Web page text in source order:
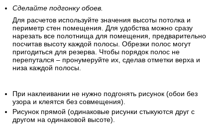
Сделайте подгонку обоев.
Для расчетов используйте значения высоты потолка и
периметр стен помещения. Для удобства можно сразу
нарезать все полотнища для помещения, предварительно
посчитав высоту каждой полосы. Обрезки полос могут
пригодиться для резерва. Чтобы порядок полос не
перепутался – пронумеруйте их, сделав отметки верха и
низа каждой полосы.
При наклеивании не нужно подгонять рисунок (обои без
узора и клеятся без совмещения).
Рисунок прямой (одинаковые рисунки стыкуются друг с
другом на одинаковой высоте).